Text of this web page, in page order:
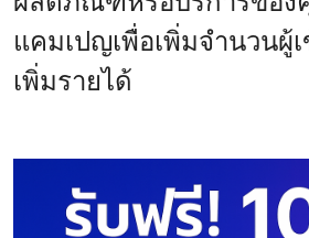
แคมเปญเพื่อเพิ่มจำนวนผู้
เพิ่มรายได้